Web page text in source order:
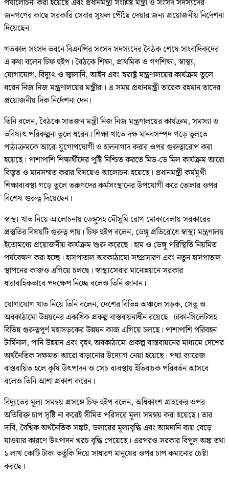
পর্যালোচনা করা হয়েছে এবং প্রধানমন্ত্রী সংশ্লিষ্ট মন্ত্রী ও সংসদ সদস্যদের
জনগণের কাছে সরকারি সেবার সুফল পৌঁছে দেয়ার জন্য প্রয়োজনীয় নির্দেশনা
দিয়েছেন।
গতকাল সংসদ ভবনে বিএনপির সংসদ সদস্যদের বৈঠক শেষে সাংবাদিকদের
এ কথা বলেন চিফ হুইপ। বৈঠকে শিক্ষা, প্রাথমিক ও গণশিক্ষা, স্বাস্থ্য,
যোগাযোগ, বিদ্যুৎ ও জ্বালানি, আইন এবং স্বরাষ্ট্র মন্ত্রণালয়ের কার্যক্রম তুলে
ধরেন নিজ নিজ মন্ত্রণালয়ের মন্ত্রীরা। এ সময় প্রধানমন্ত্রী তারেক রহমান তাদের
প্রয়োজনীয় দিক নির্দেশনা দেন।
তিনি বলেন, বৈঠকে সাতজন মন্ত্রী নিজ নিজ মন্ত্রণালয়ের কার্যক্রম, সমস্যা ও
ভবিষ্যৎ পরিকল্পনা তুলে ধরেন। শিক্ষা খাতে দক্ষ মানবসম্পদ গড়ে তুলতে
পাঠ্যক্রমকে আরো যুগোপযোগী ও হালনাগাদ করার ওপর গুরুত্বারোপ করা
হয়েছে। পাশাপাশি শিক্ষার্থীদের পুষ্টি নিশ্চিত করতে মিড-ডে মিল কার্যক্রম আরো
বিস্তৃত ও মানসম্মত করার বিষয়েও আলোচনা হয়েছে। প্রধানমন্ত্রী কর্মমুখী
শিক্ষাব্যবস্থা গড়ে তুলে তরুণদের কর্মসংস্থানের উপযোগী করে তোলার ওপর
বিশেষ গুরুত্ব দিয়েছেন।
স্বাস্থ্য খাত নিয়ে আলোচনায় ডেঙ্গুসহ মৌসুমি রোগ মোকাবেলায় সরকারের
প্রস্তুতির বিষয়টি গুরুত্ব পায়। চিফ হুইপ বলেন, ডেঙ্গু প্রতিরোধে স্বাস্থ্য মন্ত্রণালয়
ইতোমধ্যে প্রয়োজনীয় কার্যক্রম শুরু করেছে। হাম ও ডেঙ্গু পরিস্থিতি নিয়মিত
পর্যবেক্ষণ করা হচ্ছে। হাসপাতাল অবকাঠামো সম্প্রসারণ এবং নতুন হাসপাতাল
স্থাপনের কাজও এগিয়ে চলছে। স্বাস্থ্যসেবার মানোন্নয়নে সরকার
ধারাবাহিকভাবে পদক্ষেপ নিচ্ছে বলেও তিনি জানান।
যোগাযোগ খাত নিয়ে তিনি বলেন, দেশের বিভিন্ন অঞ্চলে সড়ক, সেতু ও
অবকাঠামো উন্নয়নের একাধিক প্রকল্প বাস্তবায়নাধীন রয়েছে। ঢাকা-সিলেটসহ
বিভিন্ন গুরুত্বপূর্ণ মহাসড়কের উন্নয়ন কাজ এগিয়ে চলছে। পাশাপাশি পরিবহন
টার্মিনাল, পানি উন্নয়ন এবং বৃহৎ অবকাঠামো প্রকল্প বাস্তবায়নের মাধ্যমে দেশের
অর্থনৈতিক সক্ষমতা আরো বাড়ানোর উদ্যোগ নেয়া হয়েছে। পদ্মা ব্যারেজ
বাস্তবায়িত হলে কৃষি উৎপাদন ও সেচ ব্যবস্থায় ইতিবাচক পরিবর্তন আসবে
বলেও তিনি আশা প্রকাশ করেন।
বিদ্যুতের মূল্য সমন্বয় প্রসঙ্গে চিফ হুইপ বলেন, অধিকাংশ গ্রাহকের ওপর
অতিরিক্ত চাপ সৃষ্টি না করেই সীমিত পরিসরে মূল্য সমন্বয় করা হয়েছে। তার
দাবি, বৈশ্বিক অর্থনৈতিক সঙ্কট, ডলারের মূল্যবৃদ্ধি এবং আমদানি ব্যয় বেড়ে
যাওয়ার কারণে উৎপাদন খরচ বৃদ্ধি পেয়েছে। এরপরও সরকার বিপুল অঙ্ক তথা
১ লাখ কোটি টাকা ভর্তুকি দিয়ে সাধারণ মানুষের ওপর চাপ কমানোর চেষ্টা
করছে।